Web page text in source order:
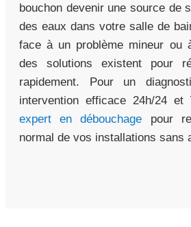
bouchon devenir une source de
des eaux dans votre salle de
face à un problème mineur ou
des solutions existent pour
rapidement. Pour un
intervention efficace 24h/24
expert en débouchage pour
normal de vos installations sans